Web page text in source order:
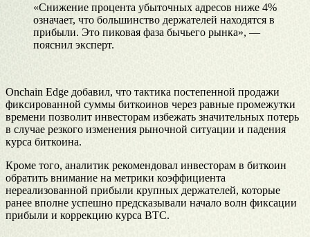
«Снижение процента убыточных адресов ниже 4%
означает, что большинство держателей находятся в
прибыли. Это пиковая фаза бычьего рынка», —
пояснил эксперт.
Onchain Edge добавил, что тактика постепенной продажи
фиксированной суммы биткоинов через равные промежутки
времени позволит инвесторам избежать значительных потерь
в случае резкого изменения рыночной ситуации и падения
курса биткоина.
Кроме того, аналитик рекомендовал инвесторам в биткоин
обратить внимание на метрики коэффициента
нереализованной прибыли крупных держателей, которые
ранее вполне успешно предсказывали начало волн фиксации
прибыли и коррекцию курса ВТС.